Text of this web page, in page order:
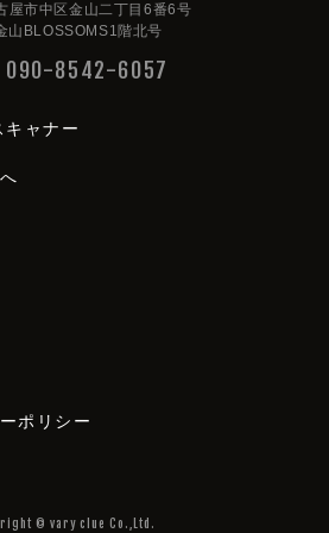
市中区金山二丁目6番6号
屋市中区金山二丁目6番6号
山BLOSSOMS1階北号
090-8542-6057
キャナー
ポリシー
© vary clue Co.,Ltd.